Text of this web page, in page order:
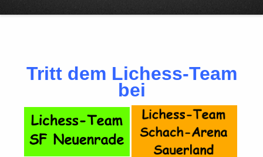
Tritt dem Lichess-Team
bei